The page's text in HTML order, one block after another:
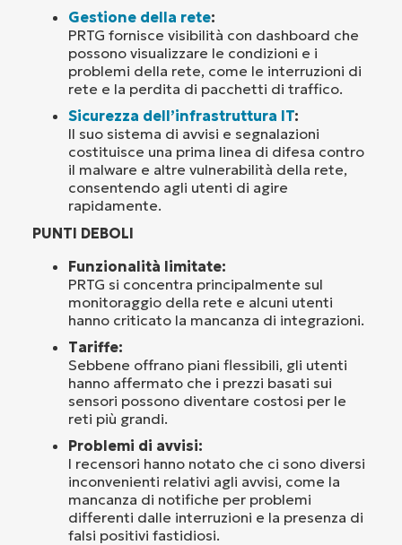
Gestione della rete:
PRTG fornisce visibilità con dashboard che
possono visualizzare le condizioni e i
problemi della rete, come le interruzioni di
rete e la perdita di pacchetti di traffico.
Sicurezza dell’infrastruttura IT:
Il suo sistema di avvisi e segnalazioni
costituisce una prima linea di difesa contro
il malware e altre vulnerabilità della rete,
consentendo agli utenti di agire
rapidamente.
PUNTI DEBOLI
Funzionalità limitate:
PRTG si concentra principalmente sul
monitoraggio della rete e alcuni utenti
hanno criticato la mancanza di integrazioni.
Tariffe:
Sebbene offrano piani flessibili, gli utenti
hanno affermato che i prezzi basati sui
sensori possono diventare costosi per le
reti più grandi.
Problemi di avvisi:
I recensori hanno notato che ci sono diversi
inconvenienti relativi agli avvisi, come la
mancanza di notifiche per problemi
differenti dalle interruzioni e la presenza di
falsi positivi fastidiosi.